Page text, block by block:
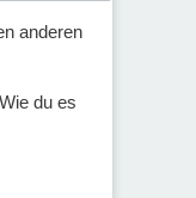
anderen
du es